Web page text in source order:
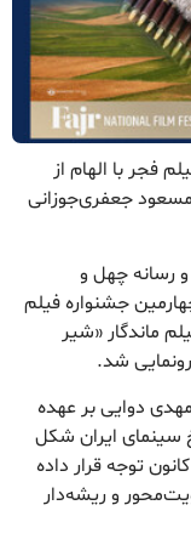
فجر با الهام از
جعفری‌جوزانی
و رسانه چهل و
جشنواره فیلم
ماندگار «شیر
شد.
دوایی بر عهده
سینمای ایران شکل
توجه قرار داده
و ریشه‌دار